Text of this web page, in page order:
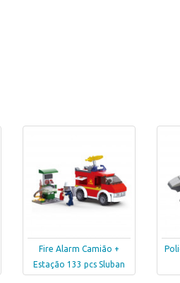
Fire Alarm Camião +
Estação 133 pcs Sluban